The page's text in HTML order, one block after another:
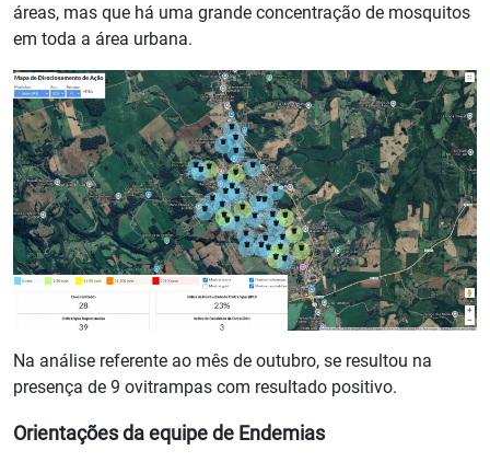
áreas, mas que há uma grande concentração de mosquitos
em toda a área urbana.
Na análise referente ao mês de outubro, se resultou na
presença de 9 ovitrampas com resultado positivo.
Orientações da equipe de Endemias